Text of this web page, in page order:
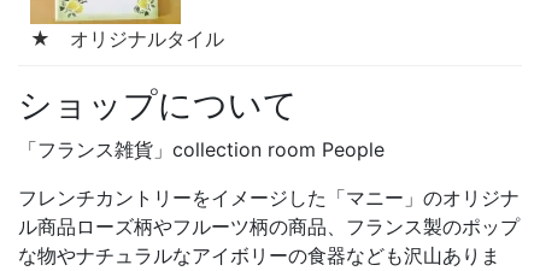
★ オリジナルタイル
ショップについて
「フランス雑貨」collection room People
フレンチカントリーをイメージした「マニー」のオリジナ
ル商品ローズ柄やフルーツ柄の商品、フランス製のポップ
な物やナチュラルなアイボリーの食器なども沢山ありま